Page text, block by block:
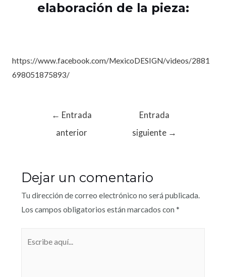
elaboración de la pieza:
https://www.facebook.com/MexicoDESIGN/videos/2881
698051875893/
← Entrada
anterior
Entrada
siguiente →
Dejar un comentario
Tu dirección de correo electrónico no será publicada.
Los campos obligatorios están marcados con *